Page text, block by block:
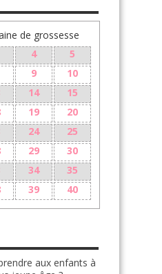
de grossesse
4
5
9
10
14
15
19
20
24
25
29
30
34
35
39 40
aux enfants à